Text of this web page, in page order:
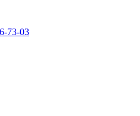
73-03